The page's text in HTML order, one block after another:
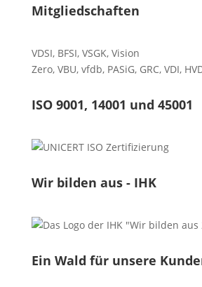
Mitgliedschaften
VDSI, BFSI, VSGK, Vision
Zero, VBU, vfdb, PASiG, GRC, VDI,
ISO 9001, 14001 und 45001
Wir bilden aus - IHK
Ein Wald für unsere